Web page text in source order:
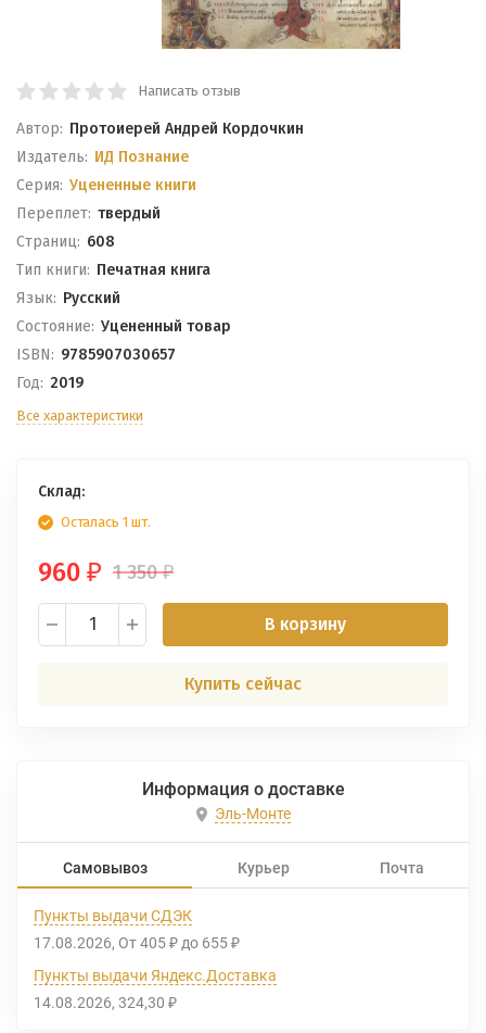
Написать отзыв
Автор: Протоиерей Андрей Кордочкин
Издатель: ИД Познание
Серия: Уцененные книги
Переплет: твердый
Cтраниц: 608
Тип книги: Печатная книга
Язык: Русский
Состояние: Уцененный товар
ISBN: 9785907030657
Год: 2019
Все характеристики
Склад:
Осталась 1 шт.
960 ₽ 1 350₽
В корзину
Купить сейчас
Информация о доставке
Эль-Монте
Самовывоз Курьер Почта
Пункты выдачи СДЭК
17.08.2026 От 405 ₽ до 655 ₽
Пункты выдачи Яндекс.Доставка
14.08.2026 324,30 ₽